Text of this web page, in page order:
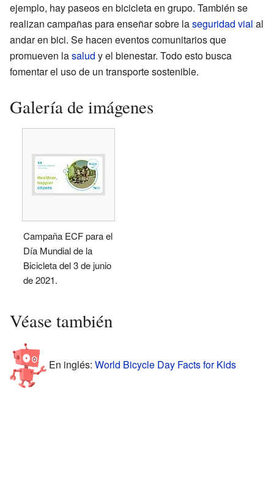
ejemplo, hay paseos en bicicleta en grupo. También se
realizan campañas para enseñar sobre laseguridad vial al
andar en bici. Se hacen eventos comunitarios que
promueven lasalud y el bienestar. Todo esto busca
fomentar el uso de un transporte sostenible.
Galería de imágenes
Campaña ECF para el
Día Mundial de la
Bicicleta del 3 de junio
de 2021.
Véase también
En inglés: World Bicycle Day Facts for Kids